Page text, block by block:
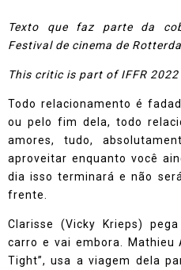
Texto que faz parte da
Festival de cinema de
This critic is part of IFFR 2022
Todo relacionamento é
ou pelo fim dela, todo
amores, tudo,
aproveitar enquanto você
dia isso terminará e não
frente.
Clarisse (Vicky Krieps)
carro e vai embora. Mathieu
Tight”, usa a viagem dela